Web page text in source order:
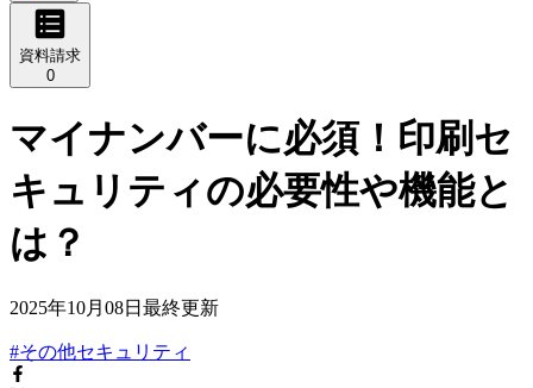
資料請求
0
マイナンバーに必須！印刷セ
キュリティの必要性や機能と
は？
2025年10月08日 最終更新
#その他セキュリティ